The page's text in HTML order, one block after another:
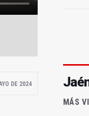
DE 2024
MÁS